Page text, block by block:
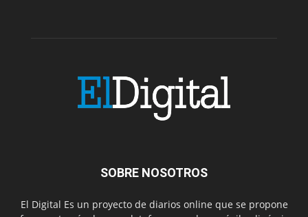
SOBRE NOSOTROS
El Digital Es un proyecto de diarios online que se propone